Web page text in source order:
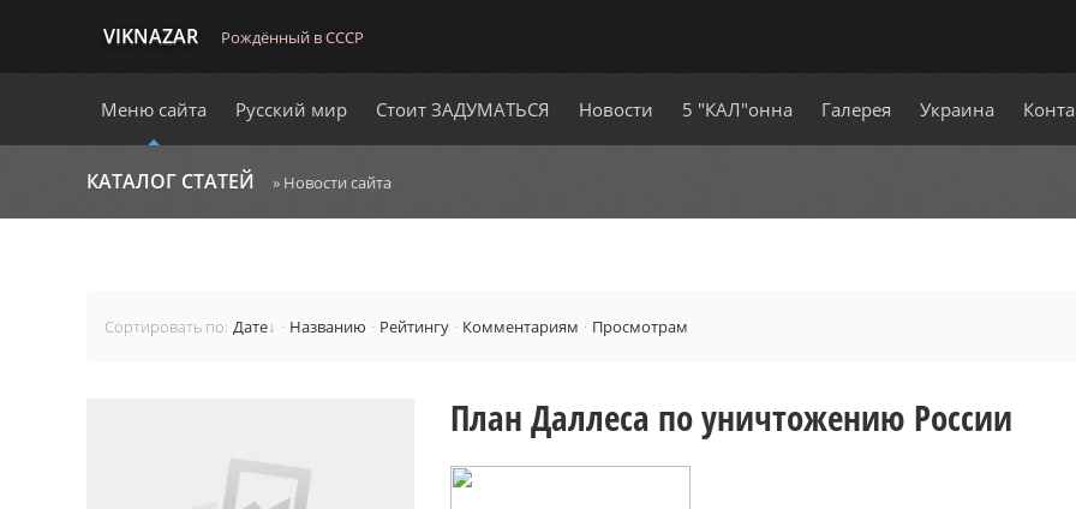
VIKNAZAR Рождённый в СССР
Меню сайта Русский мир Стоит ЗАДУМАТЬСЯ Новости 5 "КАЛ"онна Галерея Украина
КАТАЛОГ СТАТЕЙ » Новости сайта
Сортировать по: Дате · Названию · Рейтингу · Комментариям · Просмотрам
План Даллеса по уничтожению России